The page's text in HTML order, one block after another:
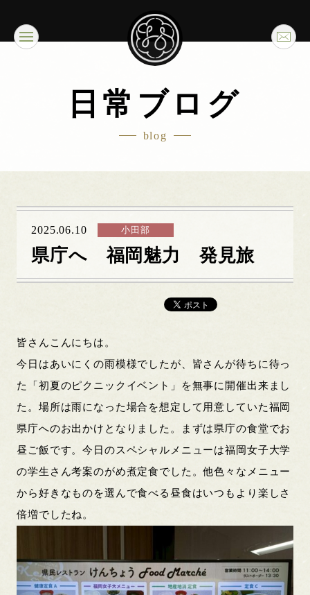
日常ブログ
blog
2025.06.10 小田部
県庁へ 福岡魅力 発見旅
皆さんこんにちは。
今日はあいにくの雨模様でしたが、皆さんが待ちに待っ
た「初夏のピクニックイベント」を無事に開催出来まし
た。場所は雨になった場合を想定して用意していた福岡
県庁へのお出かけとなりました。まずは県庁の食堂でお
昼ご飯です。今日のスペシャルメニューは福岡女子大学
の学生さん考案のがめ煮定食でした。他色々なメニュー
から好きなものを選んで食べる昼食はいつもより楽しさ
倍増でしたね。